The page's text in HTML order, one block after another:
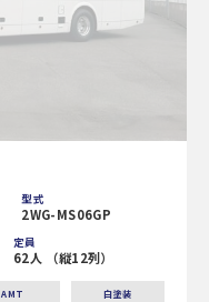
型式
2WG-MS06GP
定員
62人 （縦12列）
AMT 白塗装